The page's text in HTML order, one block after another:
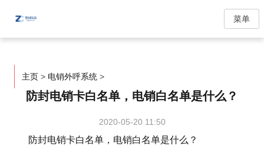
菜单
主页 > 电销外呼系统 >
防封电销卡白名单，电销白名单是什么？
2020-05-20 11:50
防封电销卡白名单，电销白名单是什么？